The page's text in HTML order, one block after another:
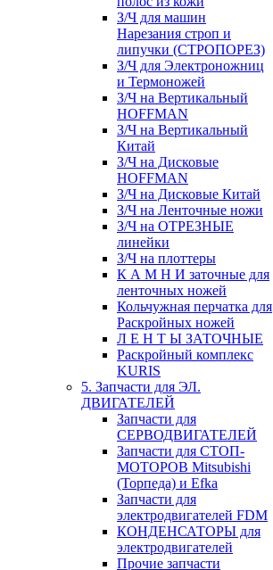
З/Ч для машин
Нарезания строп и
липучки (СТРОПОРЕЗ)
З/Ч для Электроножниц
и Термоножей
З/Ч на Вертикальный
HOFFMAN
З/Ч на Вертикальный
Китай
З/Ч на Дисковые
HOFFMAN
З/Ч на Дисковые Китай
З/Ч на Ленточные ножи
З/Ч на ОТРЕЗНЫЕ
линейки
З/Ч на плоттеры
К А М Н И заточные для
ленточных ножей
Кольчужная перчатка для
Раскройных ножей
Л Е Н Т Ы ЗАТОЧНЫЕ
Раскройный комплекс
KURIS
5. Запчасти для ЭЛ.
ДВИГАТЕЛЕЙ
Запчасти для
СЕРВОДВИГАТЕЛЕЙ
Запчасти для СТОП-
МОТОРОВ Mitsubishi
(Торпеда) и Efka
Запчасти для
электродвигателей FDM
КОНДЕНСАТОРЫ для
электродвигателей
Прочие запчасти